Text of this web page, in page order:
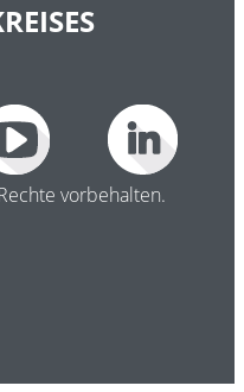
vorbehalten.